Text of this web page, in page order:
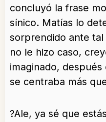
concluyó la frase
sínico. Matías lo
sorprendido ante
no le hizo caso,
imaginado,
se centraba más
?Ale, ya sé que